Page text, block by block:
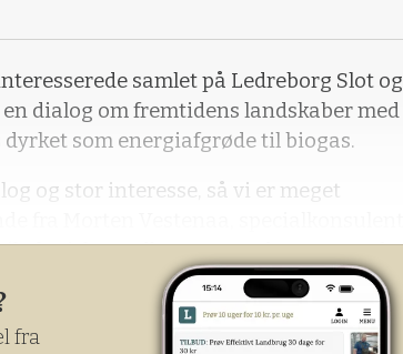
samlet på Ledreborg Slot og
dialog om fremtidens landskaber med
som energiafgrøde til biogas.
og stor interesse, så vi er meget
Landbrug og medarrangør af
fra